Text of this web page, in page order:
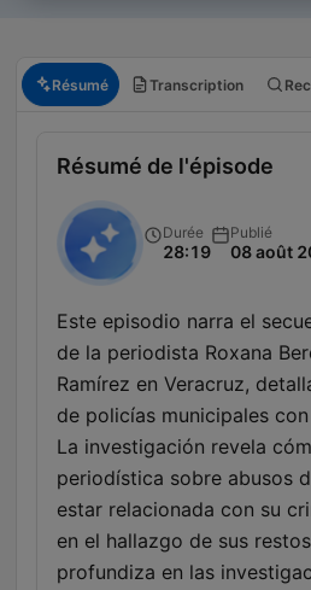
Résumé Transcription
Résumé de l'épisode
Durée
28:19
Publié
08 août
Este episodio narra el
de la periodista Roxana
Ramírez en Veracruz,
de policías municipales
La investigación revela
periodística sobre abusos
estar relacionada con su
en el hallazgo de sus
profundiza en las